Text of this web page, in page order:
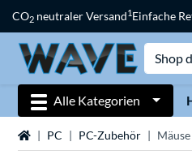
CO2 neutraler Versand1Einfache
Alle Kategorien
Startseite
PC PC-Zubehör Mäuse